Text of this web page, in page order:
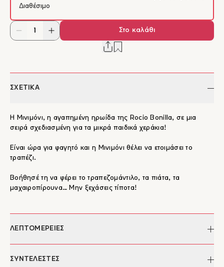
Διαθέσιμο
Στο καλάθι
ΣΧΕΤΙΚΑ
Η Μινιμόνι, η αγαπημένη ηρωίδα της Rocio Bonilla, σε μια
σειρά σχεδιασμένη για τα μικρά παιδικά χεράκια!
Είναι ώρα για φαγητό και η Μινιμόνι θέλει να ετοιμάσει το
τραπέζι.
Βοήθησέ τη να φέρει το τραπεζομάντιλο, τα πιάτα, τα
μαχαιροπίρουνα… Μην ξεχάσεις τίποτα!
ΛΕΠΤΟΜΕΡΕΙΕΣ
Συγγραφέας:
ΣΥΝΤΕΛΕΣΤΕΣ